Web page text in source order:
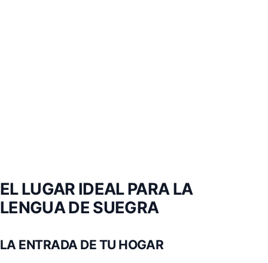
EL LUGAR IDEAL PARA LA
LENGUA DE SUEGRA
LA ENTRADA DE TU HOGAR